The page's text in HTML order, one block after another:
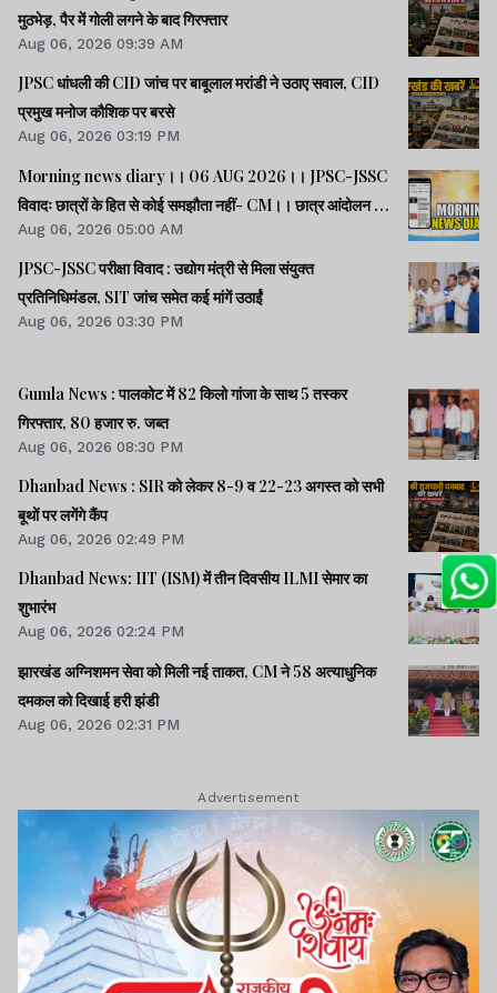
मुठभेड़, पैर में गोली लगने के बाद गिरफ्तार
Aug 06, 2026 09:39 AM
JPSC धांधली की CID जांच पर बाबूलाल मरांडी ने उठाए सवाल, CID
प्रमुख मनोज कौशिक पर बरसे
Aug 06, 2026 03:19 PM
Morning news diary।। 06 AUG 2026।। JPSC-JSSC
विवादः छात्रों के हित से कोई समझौता नहीं- CM।। छात्र आंदोलन के
समर्थन में झारखंड आएंगे अभिजीत दीपके।। जब तक अमित शाह सदन
में जवाब नहीं देते, चर्चा नहीं होगीः राहुल।। समेत कई खबरें व वीडियो.
Aug 06, 2026 05:00 AM
JPSC-JSSC परीक्षा विवाद : उद्योग मंत्री से मिला संयुक्त
प्रतिनिधिमंडल, SIT जांच समेत कई मांगें उठाईं
Aug 06, 2026 03:30 PM
Gumla News : पालकोट में 82 किलो गांजा के साथ 5 तस्कर
गिरफ्तार, 80 हजार रु. जब्त
Aug 06, 2026 08:30 PM
Dhanbad News : SIR को लेकर 8-9 व 22-23 अगस्त को सभी
बूथों पर लगेंगे कैंप
Aug 06, 2026 02:49 PM
Dhanbad News: IIT (ISM) में तीन दिवसीय ILMI सेमार का
शुभारंभ
Aug 06, 2026 02:24 PM
झारखंड अग्निशमन सेवा को मिली नई ताकत, CM ने 58 अत्याधुनिक
दमकल को दिखाई हरी झंडी
Aug 06, 2026 02:31 PM
Advertisement